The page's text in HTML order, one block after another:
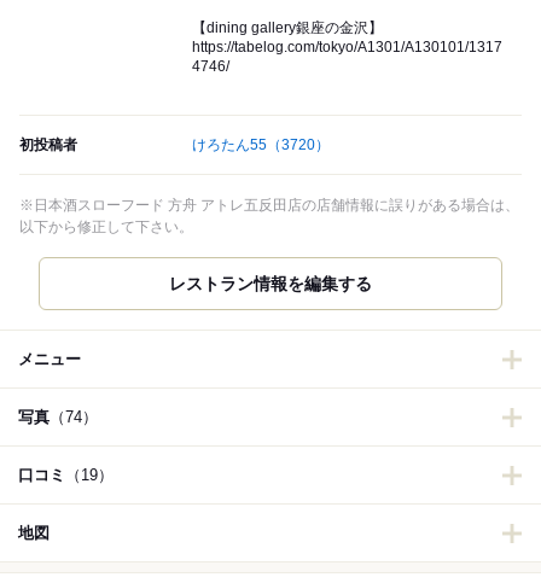
【dining gallery銀座の金沢】
https://tabelog.com/tokyo/A1301/A130101/1317
4746/
初投稿者 けろたん55 （3720）
※日本酒スローフード 方舟 アトレ五反田店の店舗情報に誤りがある場合は、
以下から修正して下さい。
レストラン情報を編集する
メニュー
写真 （74）
口コミ （19）
地図